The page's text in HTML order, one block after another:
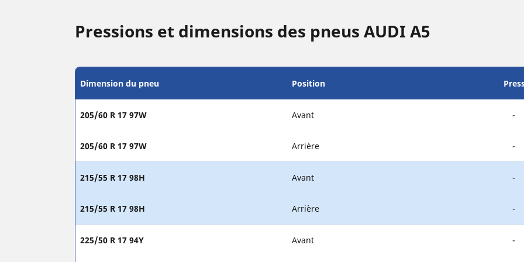
Pressions et dimensions des pneus AUDI A5
Dimension du pneu Position
205/60 R 17 97W Avant -
205/60 R 17 97W Arrière -
215/55 R 17 98H Avant -
215/55 R 17 98H Arrière -
225/50 R 17 94Y Avant -